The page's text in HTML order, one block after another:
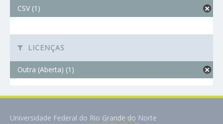
CSV (1)
LICENÇAS
Outra (Aberta) (1)
Universidade Federal do Rio Grande do Norte